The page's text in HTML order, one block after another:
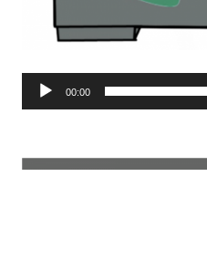
Lecteur
audio
00:00